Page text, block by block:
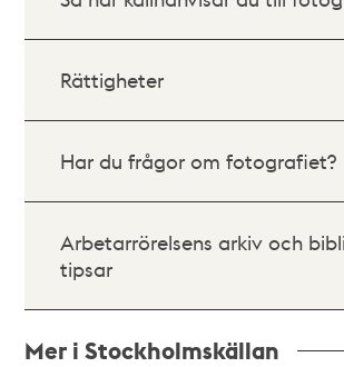
Rättigheter
Har du frågor om fotografiet?
Arbetarrörelsens arkiv och
tipsar
Mer i Stockholmskällan